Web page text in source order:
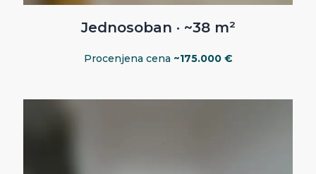
Jednosoban · ~38 m²
Procenjena cena ~175.000 €